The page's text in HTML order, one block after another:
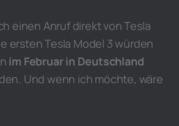
einen Anruf direkt von Tesla
ersten Tesla Model 3 würden
im Februar in Deutschland
Und wenn ich möchte, wäre